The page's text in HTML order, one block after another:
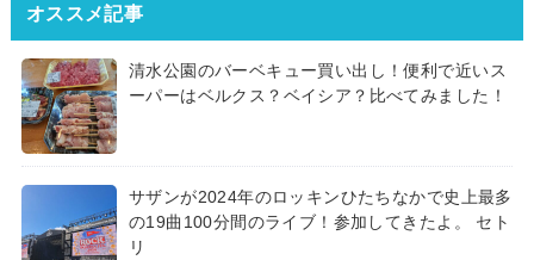
オススメ記事
清水公園のバーベキュー買い出し！便利で近いス
ーパーはベルクス？ベイシア？比べてみました！
サザンが2024年のロッキンひたちなかで史上最多
の19曲100分間のライブ！参加してきたよ。 セト
リ